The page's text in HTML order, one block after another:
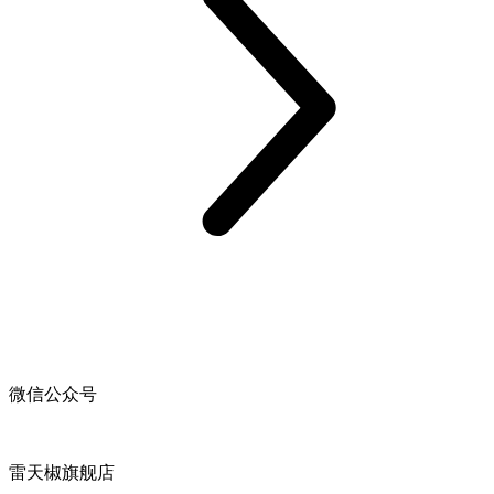
微信公众号
雷天椒旗舰店